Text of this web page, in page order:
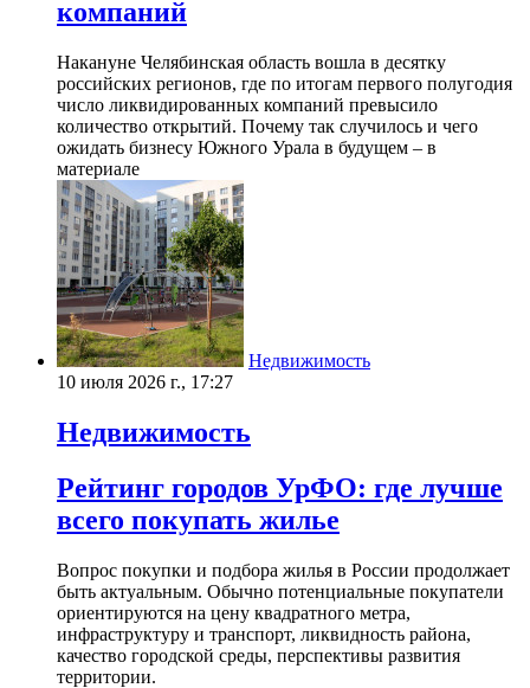
компаний
Накануне Челябинская область вошла в десятку
российских регионов, где по итогам первого полугодия
число ликвидированных компаний превысило
количество открытий. Почему так случилось и чего
ожидать бизнесу Южного Урала в будущем – в
материале
Недвижимость
10 июля 2026 г., 17:27
Недвижимость
Рейтинг городов УрФО: где лучше
всего покупать жилье
Вопрос покупки и подбора жилья в России продолжает
быть актуальным. Обычно потенциальные покупатели
ориентируются на цену квадратного метра,
инфраструктуру и транспорт, ликвидность района,
качество городской среды, перспективы развития
территории.